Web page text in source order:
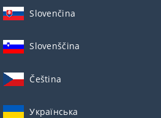
Slovenčina
Slovenščina
Čeština
Українська